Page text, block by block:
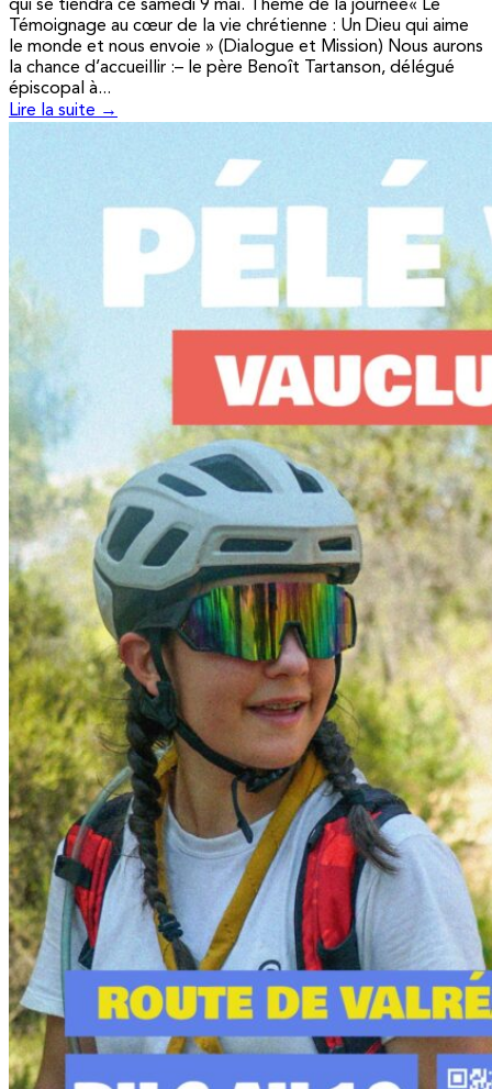
qui se tiendra ce samedi 9 mai. Thème de la journée« Le
Témoignage au cœur de la vie chrétienne : Un Dieu qui aime
le monde et nous envoie » (Dialogue et Mission) Nous aurons
la chance d’accueillir :– le père Benoît Tartanson, délégué
épiscopal à...
Lire la suite →